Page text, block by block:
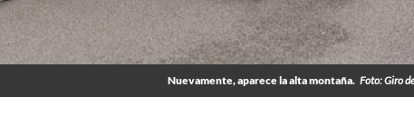
Nuevamente, aparece la alta montaña. Foto: Giro